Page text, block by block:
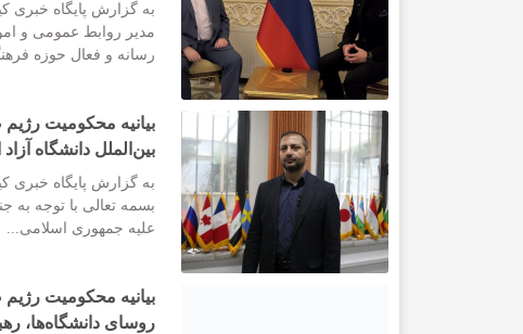
به گزارش پایگاه خبری
مدیر روابط عمومی و
رسانه و فعال حوزه
بیانیه محکومیت
بین‌الملل دانشگاه
به گزارش پایگاه خبری
بسمه تعالی با توجه به
علیه جمهوری اسلامی...
بیانیه محکومیت
روسای دانشگاه‌ها،